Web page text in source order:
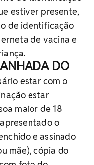
estiver presente,
de identificação
de vacina e
DO
estar com o
estar
maior de 18
o
e assinado
mãe), cópia do